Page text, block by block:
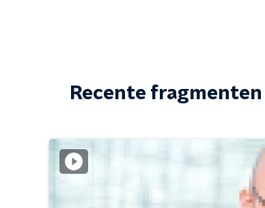
Recente fragmenten